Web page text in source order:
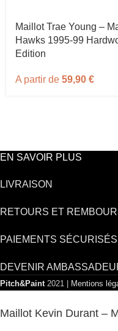
Maillot Trae Young –
Hawks 1995-99
Edition
A partir de 59,90 €
EN SAVOIR PLUS
LIVRAISON
RETOURS ET
PAIEMENTS SÉCURISÉS
DEVENIR
Pitch&Paint 2021 | Mentions
Maillot Kevin Durant –